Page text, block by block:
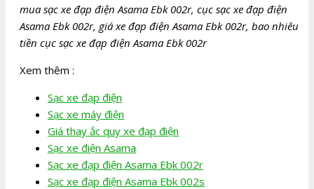
mua sạc xe đạp điện Asama Ebk 002r, cục sạc xe đạp điện
Asama Ebk 002r, giá xe đạp điện Asama Ebk 002r, bao nhiêu
tiền cục sạc xe đạp điện Asama Ebk 002r
Xem thêm :
Sạc xe đạp điện
Sạc xe máy điện
Giá thay ắc quy xe đạp điện
Sạc xe điện Asama
Sạc xe đạp điện Asama Ebk 002r
Sạc xe đạp điện Asama Ebk 002s